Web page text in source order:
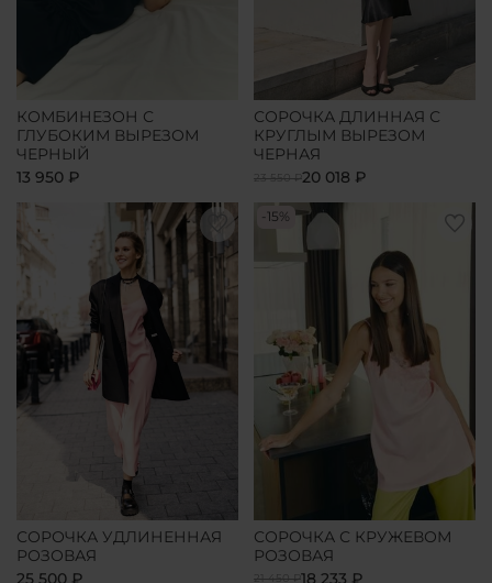
КОМБИНЕЗОН С
ГЛУБОКИМ ВЫРЕЗОМ
ЧЕРНЫЙ
13 950 ₽
СОРОЧКА ДЛИННАЯ С
КРУГЛЫМ ВЫРЕЗОМ
ЧЕРНАЯ
23 550 ₽20 018 ₽
СОРОЧКА УДЛИНЕННАЯ
РОЗОВАЯ
25 500 ₽
-15%
СОРОЧКА С КРУЖЕВОМ
РОЗОВАЯ
21 450 ₽18 233 ₽